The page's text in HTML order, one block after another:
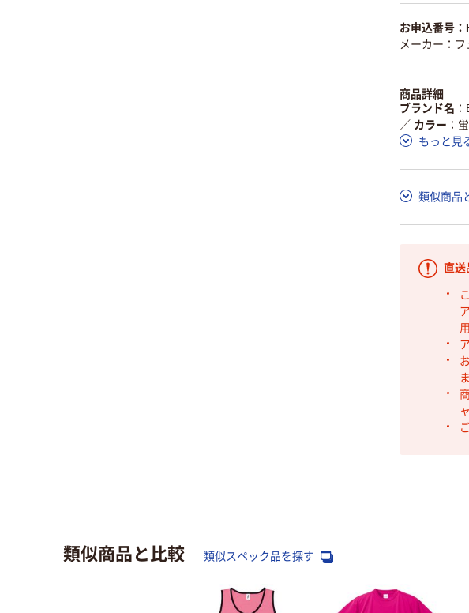
お申込番号
メーカー：フ
商品詳細
ブランド名
／ カラー
もっと見
類似商品
直送
類似商品と比較 類似スペック品を探す